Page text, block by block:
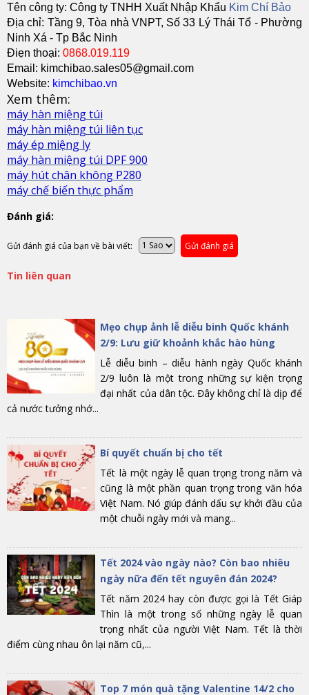
Tên công ty: Công ty TNHH Xuất Nhập Khẩu Kim Chí Bảo
Địa chỉ: Tầng 9, Tòa nhà VNPT, Số 33 Lý Thái Tổ - Phường
Ninh Xá - Tp Bắc Ninh
Điẹn thoại: 0868.019.119
Email: kimchibao.sales05@gmail.com
Website: kimchibao.vn
Xem thêm:
máy hàn miệng túi
máy hàn miệng túi liên tục
máy ép miệng ly
máy hàn miệng túi DPF 900
máy hút chân không P280
máy chế biến thực phẩm
Đánh giá:
Gửi đánh giá của bạn về bài viết: Gửi đánh giá
Tin liên quan
Mẹo chụp ảnh lễ diễu binh Quốc khánh
2/9: Lưu giữ khoảnh khắc hào hùng
Lễ diễu binh – diễu hành ngày Quốc khánh
2/9 luôn là một trong những sự kiện trọng
đại nhất của dân tộc. Đây không chỉ là dịp để
cả nước tưởng nhớ...
Bí quyết chuẩn bị cho tết
Tết là một ngày lễ quan trọng trong năm và
cũng là một phần quan trọng trong văn hóa
Việt Nam. Nó giúp đánh dấu sự khởi đầu của
một chuỗi ngày mới và mang...
Tết 2024 vào ngày nào? Còn bao nhiêu
ngày nữa đến tết nguyên đán 2024?
Tết năm 2024 hay còn được gọi là Tết Giáp
Thìn là một trong số những ngày lễ quan
trọng nhất của người Việt Nam. Tết là thời
điểm cùng nhau ôn lại năm cũ,...
Top 7 món quà tặng Valentine 14/2 cho